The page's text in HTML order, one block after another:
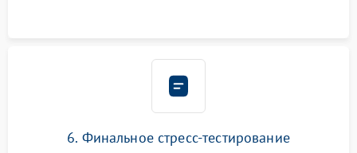
6. Финальное стресс-тестирование